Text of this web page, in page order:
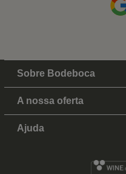
Sobre Bodeboca
A nossa oferta
Ajuda